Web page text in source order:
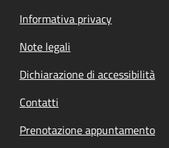
Informativa privacy
Note legali
Dichiarazione di accessibilità
Contatti
Prenotazione appuntamento